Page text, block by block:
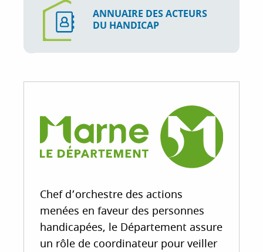
ANNUAIRE DES ACTEURS
DU HANDICAP
Chef d’orchestre des actions
menées en faveur des personnes
handicapées, le Département assure
un rôle de coordinateur pour veiller